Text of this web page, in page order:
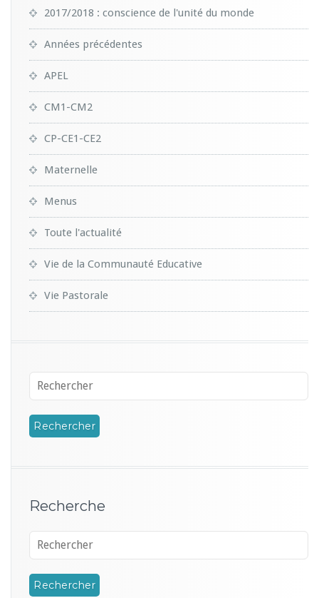
2017/2018 : conscience de l'unité du monde
Années précédentes
APEL
CM1-CM2
CP-CE1-CE2
Maternelle
Menus
Toute l'actualité
Vie de la Communauté Educative
Vie Pastorale
Recherche